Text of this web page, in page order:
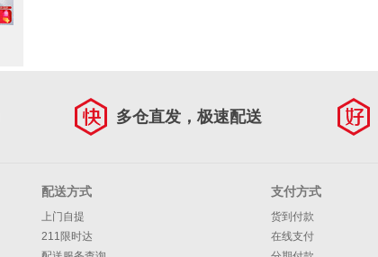
多仓直发，极速配送
配送方式
上门自提
211限时达
支付方式
货到付款
在线支付